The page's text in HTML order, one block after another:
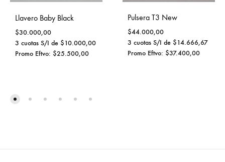
Llavero Baby Black
$30.000,00
3 cuotas S/I de $10.000,00
Promo Eftvo: $25.500,00
Pulsera T3 New
$44.000,00
3 cuotas S/I de $14.666,67
Promo Eftvo: $37.400,00